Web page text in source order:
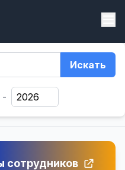
Искать
-
сотрудников